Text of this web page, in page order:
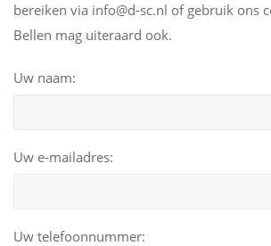
bereiken via info@d-sc.nl of gebruik ons
Bellen mag uiteraard ook.
Uw naam:
Uw e-mailadres:
Uw telefoonnummer: